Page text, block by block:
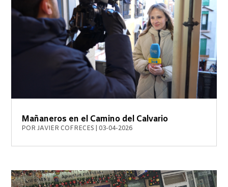
Mañaneros en el Camino del Calvario
PORJAVIER COFRECES 03-04-2026